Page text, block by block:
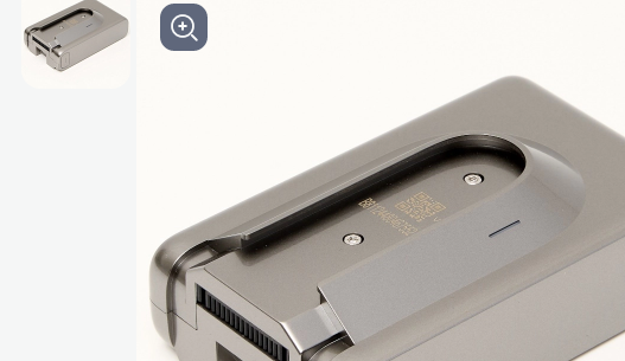
FILTERIX — Запчасти,